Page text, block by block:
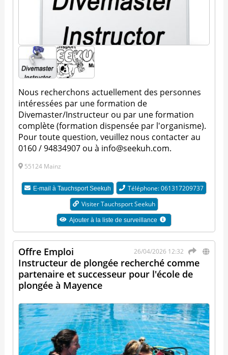
Nous recherchons actuellement des personnes
intéressées par une formation de
Divemaster/Instructeur ou par une formation
complète (formation dispensée par l'organisme).
Pour toute question, veuillez nous contacter au
0160 / 94834907 ou à info@seekuh.com.
55124 Mainz
E-mail à Tauchsport Seekuh
Téléphone: 061317209737
Visiter Tauchsport Seekuh
Ajouter à la liste de surveillance
26/04/2026 12:32
Offre Emploi
Instructeur de plongée recherché comme
partenaire et successeur pour l'école de
plongée à Mayence